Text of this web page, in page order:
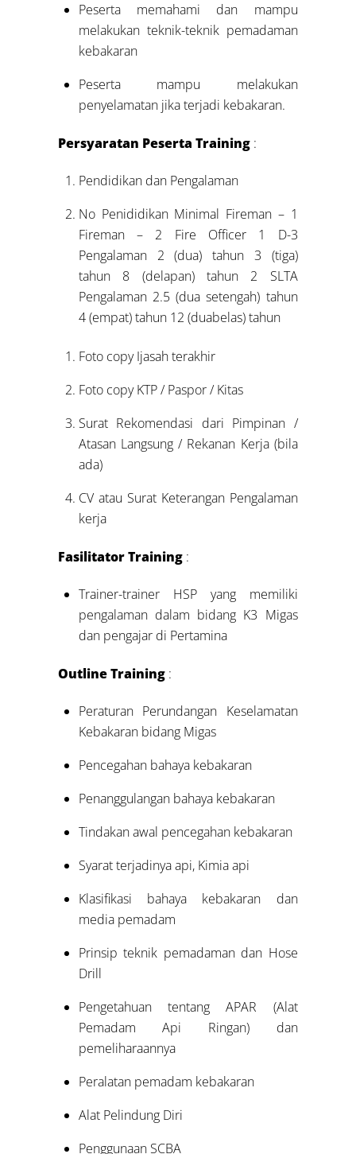
Peserta memahami dan mampu
melakukan teknik-teknik pemadaman
kebakaran
Peserta mampu melakukan
penyelamatan jika terjadi kebakaran.
Persyaratan Peserta Training :
Pendidikan dan Pengalaman
No Penididikan Minimal Fireman – 1
Fireman – 2 Fire Officer 1 D-3
Pengalaman 2 (dua) tahun 3 (tiga)
tahun 8 (delapan) tahun 2 SLTA
Pengalaman 2.5 (dua setengah) tahun
4 (empat) tahun 12 (duabelas) tahun
Foto copy Ijasah terakhir
Foto copy KTP / Paspor / Kitas
Surat Rekomendasi dari Pimpinan /
Atasan Langsung / Rekanan Kerja (bila
ada)
CV atau Surat Keterangan Pengalaman
kerja
Fasilitator Training :
Trainer-trainer HSP yang memiliki
pengalaman dalam bidang K3 Migas
dan pengajar di Pertamina
Outline Training :
Peraturan Perundangan Keselamatan
Kebakaran bidang Migas
Pencegahan bahaya kebakaran
Penanggulangan bahaya kebakaran
Tindakan awal pencegahan kebakaran
Syarat terjadinya api, Kimia api
Klasifikasi bahaya kebakaran dan
media pemadam
Prinsip teknik pemadaman dan Hose
Drill
Pengetahuan tentang APAR (Alat
Pemadam Api Ringan) dan
pemeliharaannya
Peralatan pemadam kebakaran
Alat Pelindung Diri
Penggunaan SCBA